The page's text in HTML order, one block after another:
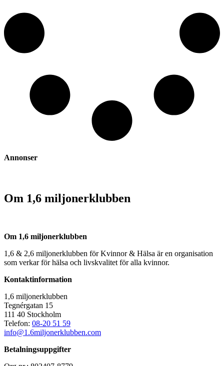
Annonser
Om 1,6 miljonerklubben
Om 1,6 miljonerklubben
1,6 & 2,6 miljonerklubben för Kvinnor & Hälsa är en organisation
som verkar för hälsa och livskvalitet för alla kvinnor.
Kontaktinformation
1,6 miljonerklubben
Tegnérgatan 15
111 40 Stockholm
Telefon: 08-20 51 59
info@1.6miljonerklubben.com
Betalningsuppgifter